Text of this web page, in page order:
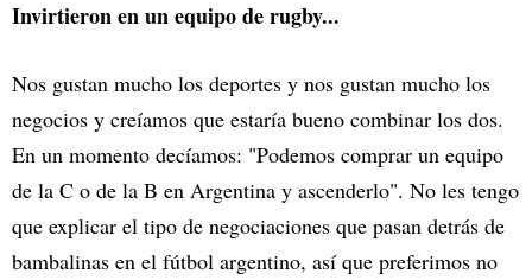
Invirtieron en un equipo de rugby...
Nos gustan mucho los deportes y nos gustan mucho los
negocios y creíamos que estaría bueno combinar los dos.
En un momento decíamos: "Podemos comprar un equipo
de la C o de la B en Argentina y ascenderlo". No les tengo
que explicar el tipo de negociaciones que pasan detrás de
bambalinas en el fútbol argentino, así que preferimos no